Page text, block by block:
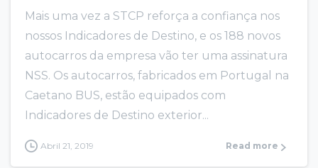
Mais uma vez a STCP reforça a confiança nos
nossos Indicadores de Destino, e os 188 novos
autocarros da empresa vão ter uma assinatura
NSS. Os autocarros, fabricados em Portugal na
Caetano BUS, estão equipados com
Indicadores de Destino exterior...
Abril 21, 2019 Read more